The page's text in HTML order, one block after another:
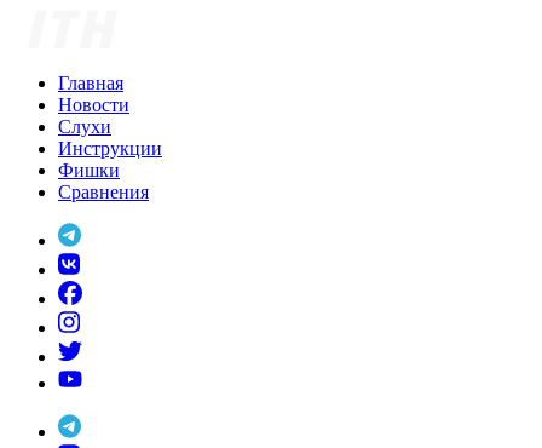
Главная
Новости
Слухи
Инструкции
Фишки
Сравнения